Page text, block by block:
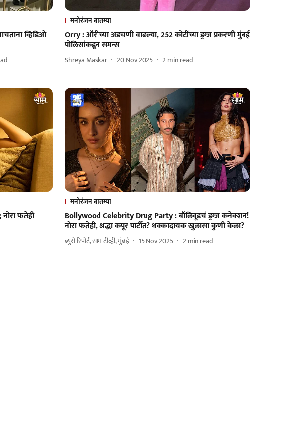
व्हिडिओ
मनोरंजन बातम्या
Orry : ऑरीच्या अडचणी वाढल्या, 252 कोटींच्या ड्रग्ज प्रकरणी मुंबई
पोलिसांकडून समन्स
Shreya Maskar 20 Nov 2025 2min read
फतेही
मनोरंजन बातम्या
Bollywood Celebrity Drug Party : बॉलिवूडचं ड्रग्ज कनेक्शन!
नोरा फतेही, श्रद्धा कपूर पार्टीत? धक्कादायक खुलासा कुणी केला?
ब्युरो रिपोर्ट, साम टीव्ही, मुंबई 15 Nov 2025 2min read